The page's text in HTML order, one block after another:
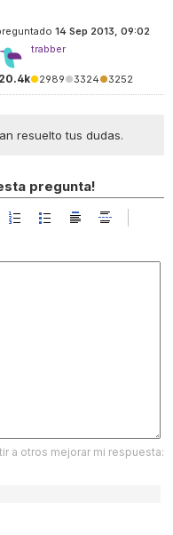
14 Sep 2013, 09:02
trabber
20.4k●2989●3324●3252
resuelto tus dudas.
pregunta!
a otros mejorar mi respuesta: